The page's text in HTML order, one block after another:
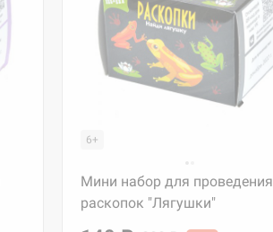
6+
Мини набор для проведения
раскопок "Лягушки"